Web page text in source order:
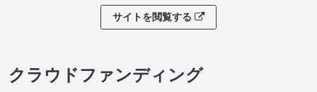
サイトを閲覧する
クラウドファンディング